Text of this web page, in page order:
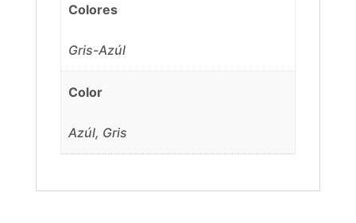
Colores
Gris-Azúl
Color
Azúl, Gris